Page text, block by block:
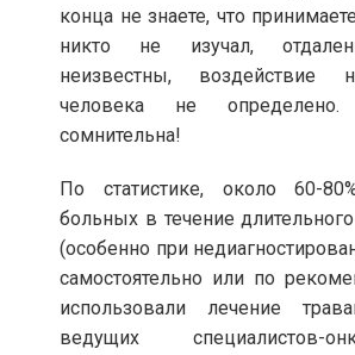
конца не знаете, что
никто не изучал,
неизвестны, воздействие
человека не
сомнительна!
По статистике, около 60-
больных в течение
(особенно при
самостоятельно или по
использовали лечение
ведущих специалистов-